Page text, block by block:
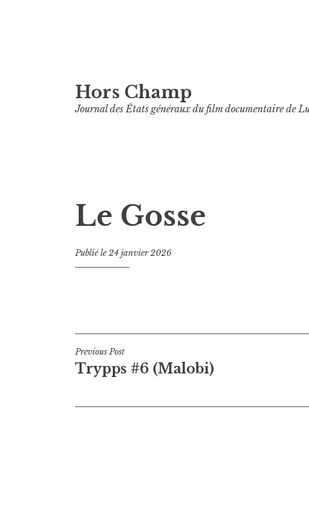
au
contenu
Hors Champ
Journal des États généraux du film documentaire de
Le Gosse
Publié le24 janvier 2026
Navigation
de
Previous Post
Trypps #6 (Malobi)